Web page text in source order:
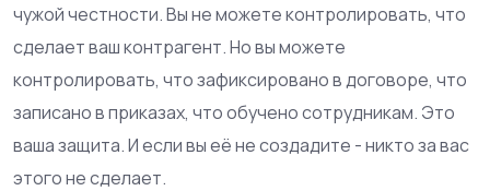
чужой честности. Вы не можете контролировать, что
сделает ваш контрагент. Но вы можете
контролировать, что зафиксировано в договоре, что
записано в приказах, что обучено сотрудникам. Это
ваша защита. И если вы её не создадите - никто за вас
этого не сделает.